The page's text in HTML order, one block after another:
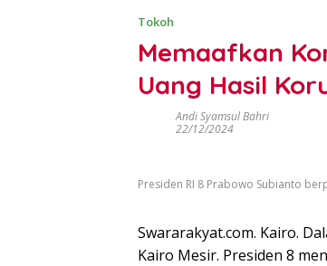
Tokoh
Memaafkan
Uang Hasil
Andi Syamsul Bahri
22/12/2024
Presiden RI 8 Prabowo Subianto
Swararakyat.com. Kairo.
Kairo Mesir. Presiden 8